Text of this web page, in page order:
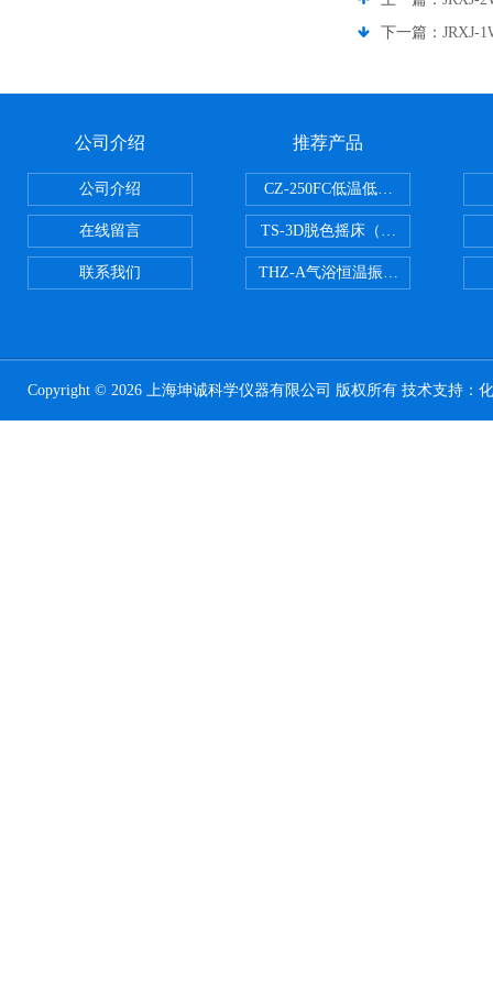
下一篇： JRXJ-
公司介绍
公司介绍
在线留言
联系我们
推荐产品
CZ-250FC低温低湿种子储藏柜
TS-3D脱色摇床（三维运动）
THZ-A气浴恒温振荡器
Copyright © 2026 上海坤诚科学仪器有限公司 版权所有 技术支持：